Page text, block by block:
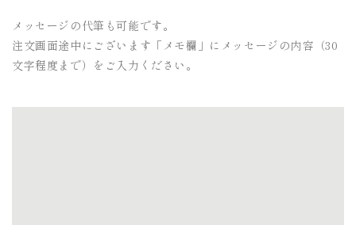
メッセージの代筆も可能です。
注文画面途中にございます「メモ欄」にメッセージの内容（30
文字程度まで）をご入力ください。